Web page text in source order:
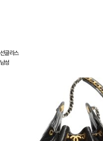
선글라스
남성